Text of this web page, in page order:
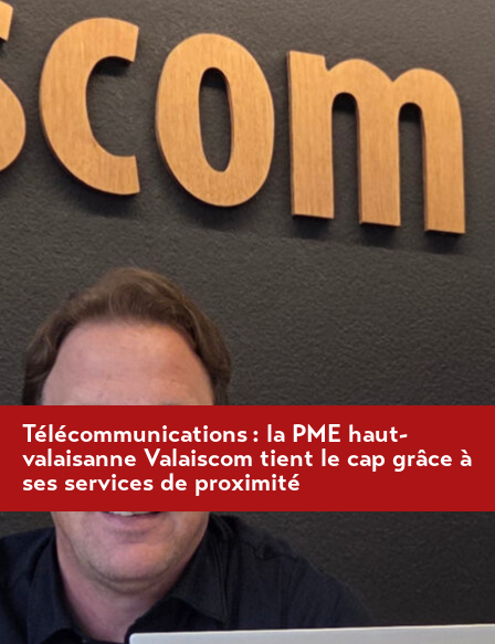
Télécommunications : la PME haut-
valaisanne Valaiscom tient le cap grâce à
ses services de proximité